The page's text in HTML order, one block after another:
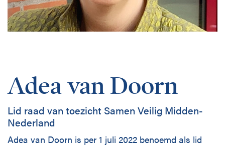
Adea van Doorn
Lid raad van toezicht Samen Veilig Midden-
Nederland
Adea van Doorn is per 1 juli 2022 benoemd als lid